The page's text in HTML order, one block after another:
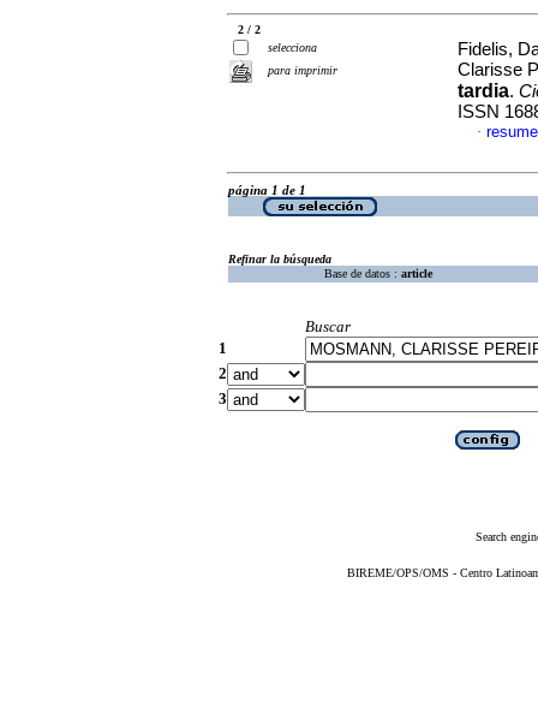
2 / 2
selecciona
para imprimir
Fidelis,
Clarisse
tardia.
ISSN
·
página 1 de 1
Refinar la búsqueda
Base de datos : article
Buscar
1
2
3
Search
BIREME/OPS/OMS - Centro